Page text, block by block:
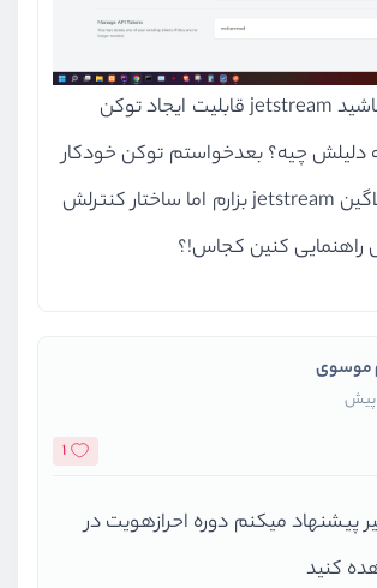
سلام خسته نباشید jetstream قابلیت ایجاد توکن
چیه؟ بعدخواستم توکن خودکار
برای سیستم لاگین jetstream بزارم اما ساختار کنترلش
کنین کجاس!؟
موسوی
1
پیشنهاد میکنم دوره احرازهویت در
کنید